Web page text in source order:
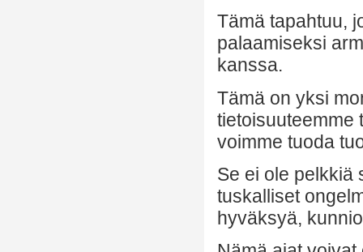
Tämä tapahtuu,
palaamiseksi
kanssa.
Tämä on yksi
tietoisuuteemme
voimme tuoda
Se ei ole pelkkiä
tuskalliset
hyväksyä,